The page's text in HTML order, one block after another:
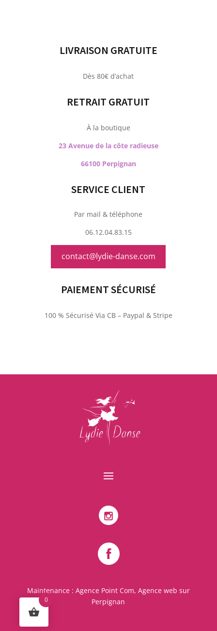
LIVRAISON GRATUITE
Dès 80€ d’achat
RETRAIT GRATUIT
À la boutique
23 Avenue de la côte radieuse
66100 Perpignan
SERVICE CLIENT
Par mail & téléphone
06.12.04.83.15
contact@lydie-danse.com
PAIEMENT SÉCURISÉ
100 % Sécurisé Via CB – Paypal & Stripe
Maintenance : Agence Point Com, Agence web sur
Perpignan
0